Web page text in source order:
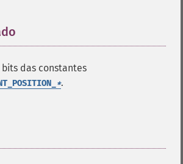
das constantes
*.